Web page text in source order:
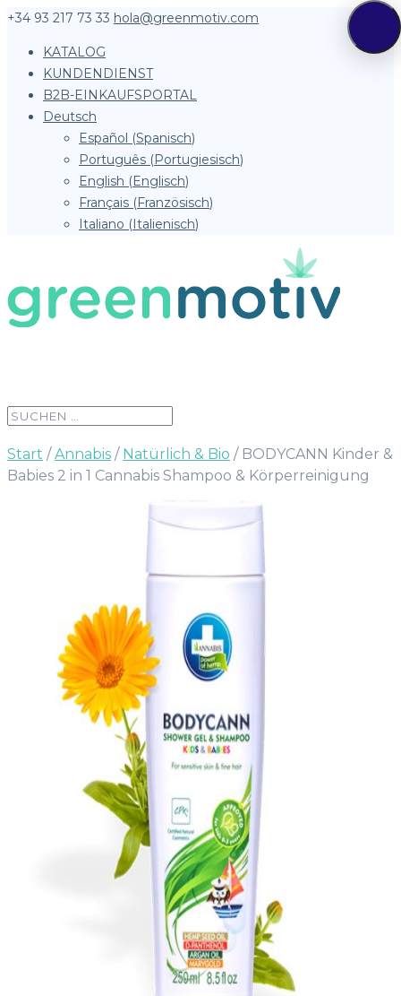
+34 93 217 73 33 hola@greenmotiv.com
KATALOG
KUNDENDIENST
B2B-EINKAUFSPORTAL
Deutsch
Español (Spanisch)
Português (Portugiesisch)
English (Englisch)
Français (Französisch)
Italiano (Italienisch)
Start /Annabis / Natürlich & Bio / BODYCANN Kinder &
Babies 2 in 1 Cannabis Shampoo & Körperreinigung